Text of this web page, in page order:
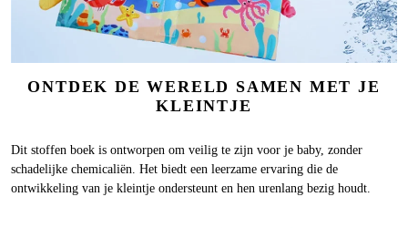
ONTDEK DE WERELD SAMEN MET JE
KLEINTJE
Dit stoffen boek is ontworpen om veilig te zijn voor je baby, zonder
schadelijke chemicaliën. Het biedt een leerzame ervaring die de
ontwikkeling van je kleintje ondersteunt en hen urenlang bezig houdt.